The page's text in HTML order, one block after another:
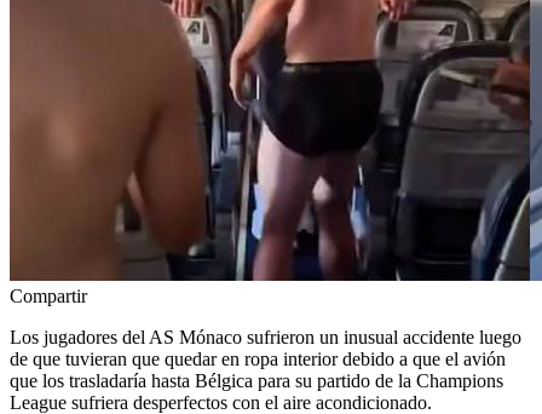
Compartir
Los jugadores del AS Mónaco sufrieron un inusual accidente luego
de que tuvieran que quedar en ropa interior debido a que el avión
que los trasladaría hasta Bélgica para su partido de la Champions
League sufriera desperfectos con el aire acondicionado.